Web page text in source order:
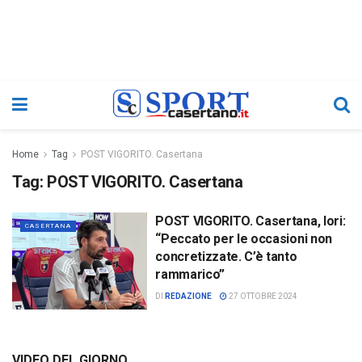
Home Tag POST VIGORITO. Casertana
Tag: POST VIGORITO. Casertana
CASERTANA
POST VIGORITO. Casertana, Iori:
“Peccato per le occasioni non
concretizzate. C’è tanto
rammarico”
DI REDAZIONE 27 OTTOBRE 2024